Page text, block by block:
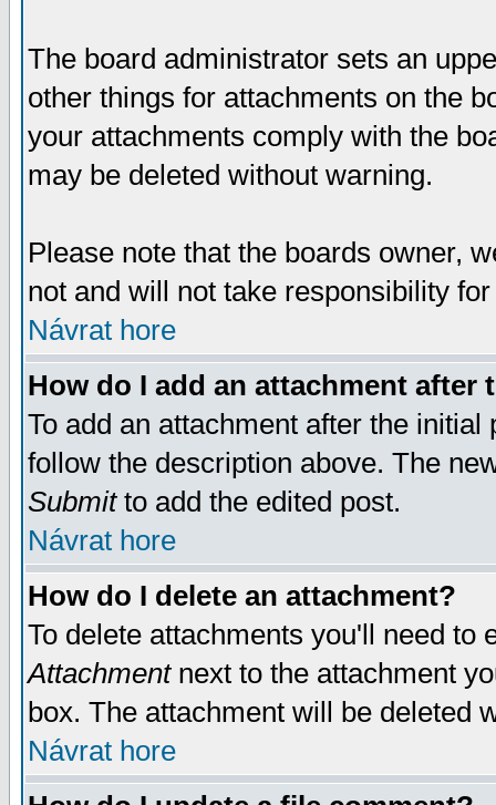
The board administrator sets an
other things for attachments on the
your attachments comply with the
may be deleted without warning.
Please note that the boards owner,
not and will not take responsibility
Návrat hore
How do I add an attachment after
To add an attachment after the
follow the description above. The
Submitto add the edited post.
Návrat hore
How do I delete an attachment?
To delete attachments you'll need
Attachmentnext to the attachment
box. The attachment will be deleted
Návrat hore